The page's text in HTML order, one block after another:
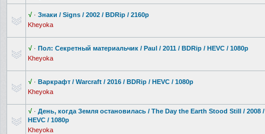
√ · Знаки / Signs / 2002 / BDRip / 2160p
Kheyoka
√ · Пол: Секретный материальчик / Paul / 2011 / BDRip / HEVC / 1080p
Kheyoka
√ · Варкрафт / Warcraft / 2016 / BDRip / HEVC / 1080p
Kheyoka
√ · День, когда Земля остановилась / The Day the Earth Stood Still / 2008
HEVC / 1080p
Kheyoka